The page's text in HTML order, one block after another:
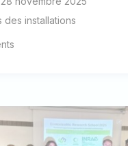
des installations